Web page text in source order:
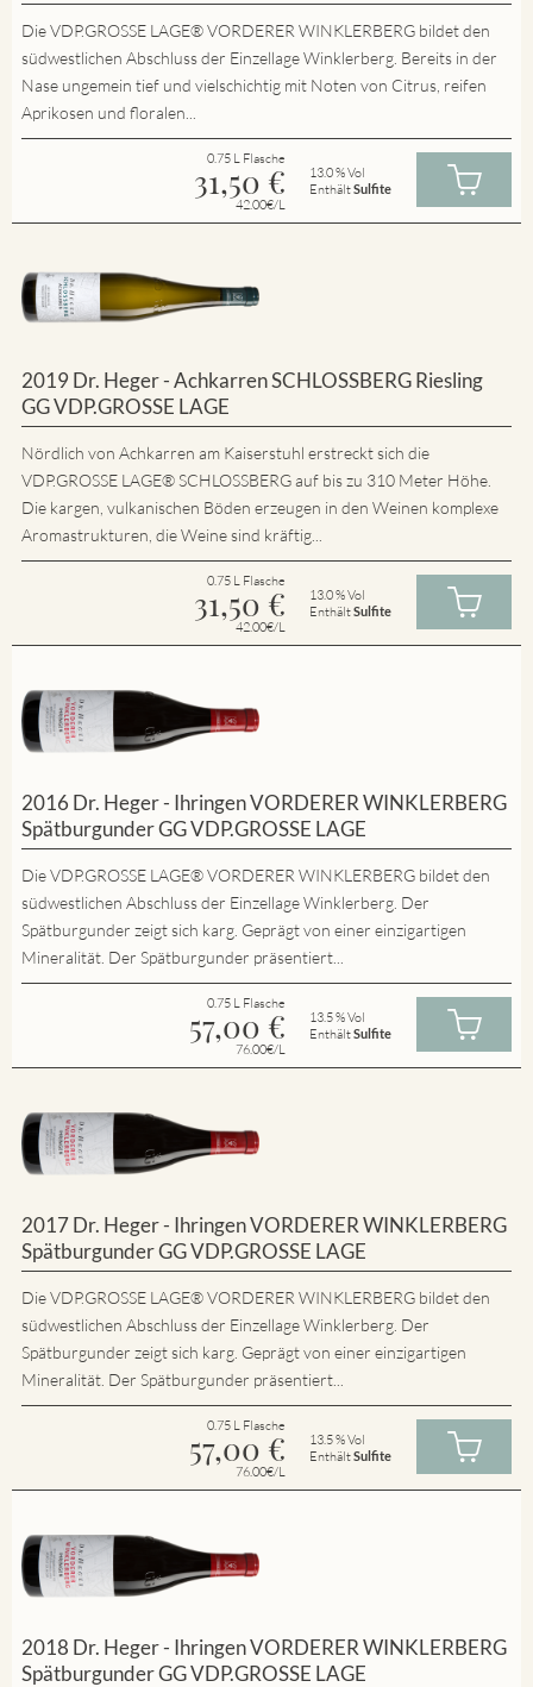
Die VDP.GROSSE LAGE® VORDERER WINKLERBERG bildet den
südwestlichen Abschluss der Einzellage Winklerberg. Bereits in der
Nase ungemein tief und vielschichtig mit Noten von Citrus, reifen
Aprikosen und floralen...
0.75 L Flasche
31,50 €
42.00€/L
13.0 % Vol
EnthältSulfite
2019 Dr. Heger - Achkarren SCHLOSSBERG Riesling
GG VDP.GROSSE LAGE
Nördlich von Achkarren am Kaiserstuhl erstreckt sich die
VDP.GROSSE LAGE® SCHLOSSBERG auf bis zu 310 Meter Höhe.
Die kargen, vulkanischen Böden erzeugen in den Weinen komplexe
Aromastrukturen, die Weine sind kräftig...
0.75 L Flasche
31,50 €
42.00€/L
13.0 % Vol
EnthältSulfite
2016 Dr. Heger - Ihringen VORDERER WINKLERBERG
Spätburgunder GG VDP.GROSSE LAGE
Die VDP.GROSSE LAGE® VORDERER WINKLERBERG bildet den
südwestlichen Abschluss der Einzellage Winklerberg. Der
Spätburgunder zeigt sich karg. Geprägt von einer einzigartigen
Mineralität. Der Spätburgunder präsentiert...
0.75 L Flasche
57,00 €
76.00€/L
13.5 % Vol
EnthältSulfite
2017 Dr. Heger - Ihringen VORDERER WINKLERBERG
Spätburgunder GG VDP.GROSSE LAGE
Die VDP.GROSSE LAGE® VORDERER WINKLERBERG bildet den
südwestlichen Abschluss der Einzellage Winklerberg. Der
Spätburgunder zeigt sich karg. Geprägt von einer einzigartigen
Mineralität. Der Spätburgunder präsentiert...
0.75 L Flasche
57,00 €
76.00€/L
13.5 % Vol
EnthältSulfite
2018 Dr. Heger - Ihringen VORDERER WINKLERBERG
Spätburgunder GG VDP.GROSSE LAGE